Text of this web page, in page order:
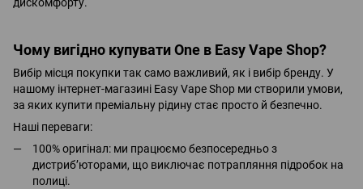
Чому вигідно купувати One в Easy Vape Shop?
Вибір місця покупки так само важливий, як і вибір бренду. У
нашому інтернет-магазині Easy Vape Shop ми створили умови,
за яких купити преміальну рідину стає просто й безпечно.
Наші переваги:
100% оригінал: ми працюємо безпосередньо з
дистриб’юторами, що виключає потрапляння підробок на
полиці.